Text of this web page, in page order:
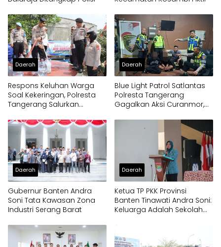
Daerah
Respons Keluhan Warga
Soal Kekeringan, Polresta
Tangerang Salurkan
Panongan
Daerah
Blue Light Patrol Satlantas
Polresta Tangerang
Gagalkan Aksi Curanmor,
Daerah
Gubernur Banten Andra
Soni Tata Kawasan Zona
Industri Serang Barat
Daerah
Ketua TP PKK Provinsi
Banten Tinawati Andra Soni:
Keluarga Adalah Sekolah